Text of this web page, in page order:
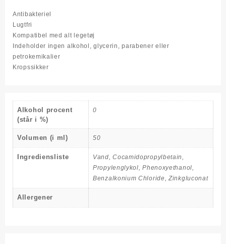
Antibakteriel
Lugtfri
Kompatibel med alt legetøj
Indeholder ingen alkohol, glycerin, parabener eller
petrokemikalier
Kropssikker
Alkohol procent
(står i %)
0
Volumen (i ml) 50
Ingrediensliste
Vand, Cocamidopropylbetain,
Propylenglykol, Phenoxyethanol,
Benzalkonium Chloride, Zinkgluconat
Allergener